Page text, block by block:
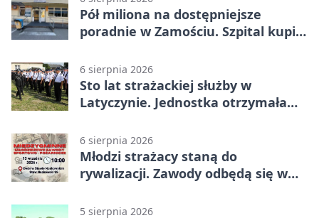
Pół miliona na dostępniejsze
poradnie w Zamościu. Szpital kupi
6 sierpnia 2026
Sto lat strażackiej służby w
Latyczynie. Jednostka otrzymała
6 sierpnia 2026
Młodzi strażacy staną do
rywalizacji. Zawody odbędą się w
5 sierpnia 2026